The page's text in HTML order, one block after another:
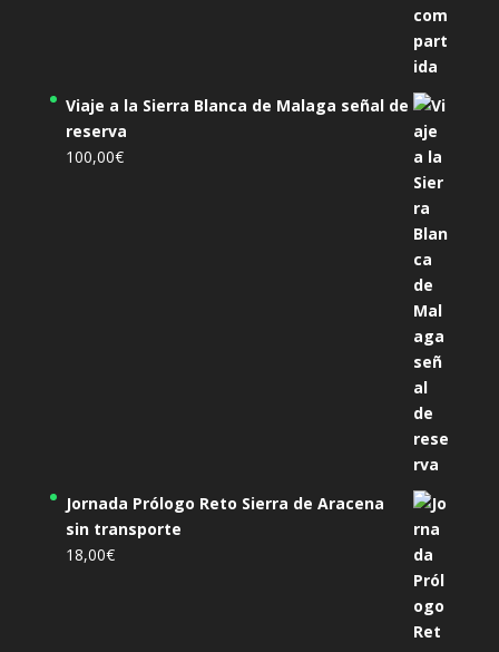
Viaje a la Sierra Blanca de Malaga señal de
reserva
100,00€
Jornada Prólogo Reto Sierra de Aracena
sin transporte
18,00€